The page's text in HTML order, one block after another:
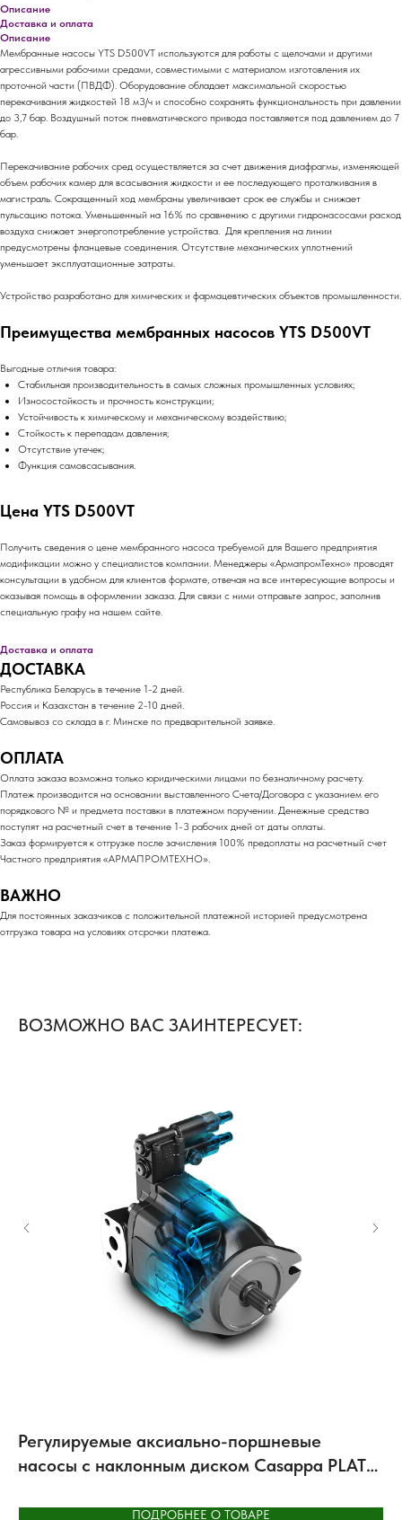
Описание
Доставка и оплата
Описание
Мембранные насосы YTS D500VT используются для работы с щелочами и другими
агрессивными рабочими средами, совместимыми с материалом изготовления их
проточной части (ПВДФ). Оборудование обладает максимальной скоростью
перекачивания жидкостей 18 м3/ч и способно сохранять функциональность при давлении
до 3,7 бар. Воздушный поток пневматического привода поставляется под давлением до 7
бар.
Перекачивание рабочих сред осуществляется за счет движения диафрагмы, изменяющей
объем рабочих камер для всасывания жидкости и ее последующего проталкивания в
магистраль. Сокращенный ход мембраны увеличивает срок ее службы и снижает
пульсацию потока. Уменьшенный на 16% по сравнению с другими гидронасосами расход
воздуха снижает энергопотребление устройства. Для крепления на линии
предусмотрены фланцевые соединения. Отсутствие механических уплотнений
уменьшает эксплуатационные затраты.
Устройство разработано для химических и фармацевтических объектов промышленности.
Преимущества мембранных насосов YTS D500VT
Выгодные отличия товара:
Стабильная производительность в самых сложных промышленных условиях;
Износостойкость и прочность конструкции;
Устойчивость к химическому и механическому воздействию;
Стойкость к перепадам давления;
Отсутствие утечек;
Функция самовсасывания.
Цена YTS D500VT
Получить сведения о цене мембранного насоса требуемой для Вашего предприятия
модификации можно у специалистов компании. Менеджеры «АрмапромТехно» проводят
консультации в удобном для клиентов формате, отвечая на все интересующие вопросы и
оказывая помощь в оформлении заказа. Для связи с ними отправьте запрос, заполнив
специальную графу на нашем сайте.
Доставка и оплата
ДОСТАВКА
Республика Беларусь в течение 1-2 дней.
Россия и Казахстан в течение 2-10 дней.
Самовывоз со склада в г. Минске по предварительной заявке.
ОПЛАТА
Оплата заказа возможна только юридическими лицами по безналичному расчету.
Платеж производится на основании выставленного Счета/Договора с указанием его
порядкового № и предмета поставки в платежном поручении. Денежные средства
поступят на расчетный счет в течение 1-3 рабочих дней от даты оплаты.
Заказ формируется к отгрузке после зачисления 100% предоплаты на расчетный счет
Частного предприятия «АРМАПРОМТЕХНО».
ВАЖНО
Для постоянных заказчиков с положительной платежной историей предусмотрена
отгрузка товара на условиях отсрочки платежа.
ВОЗМОЖНО ВАС ЗАИНТЕРЕСУЕТ:
Регулируемые аксиально-поршневые
насосы с наклонным диском Casappa PLATA
ПОДРОБНЕЕ О ТОВАРЕ